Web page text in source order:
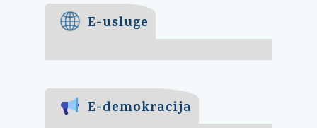
E-usluge
E-demokracija